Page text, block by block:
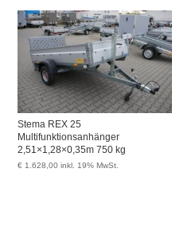
Stema REX 25
Multifunktionsanhänger
2,51×1,28×0,35m 750 kg
€ 1.628,00 inkl. 19% MwSt.